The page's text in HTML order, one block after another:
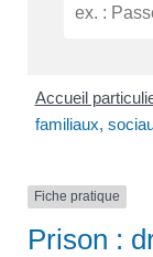
Accueil
familiaux,
Fiche pratique
Prison :